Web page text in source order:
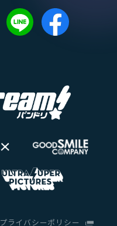
プライバシーポリシー